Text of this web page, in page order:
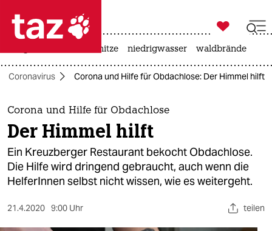
 taz zahl ich
taz zahl ich
themen
politik
öko

taz zahl ich
hitze niedrigwasser waldbrände
Coronavirus Corona und Hilfe für Obdachlose: Der Himmel hilft
Corona und Hilfe für Obdachlose
Der Himmel hilft
Ein Kreuzberger Restaurant bekocht Obdachlose.
Die Hilfe wird dringend gebraucht, auch wenn die
HelferInnen selbst nicht wissen, wie es weitergeht.
21.4.2020 9:00 Uhr teilen